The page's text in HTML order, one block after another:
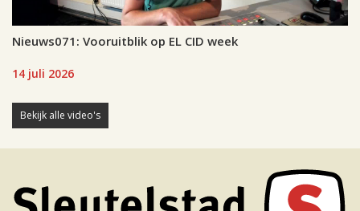
Nieuws071: Vooruitblik op EL CID week
14 juli 2026
Bekijk alle video's